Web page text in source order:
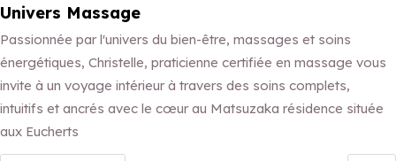
Univers Massage
Passionnée par l'univers du bien-être, massages et soins
énergétiques, Christelle, praticienne certifiée en massage vous
invite à un voyage intérieur à travers des soins complets,
intuitifs et ancrés avec le cœur au Matsuzaka résidence située
aux Eucherts